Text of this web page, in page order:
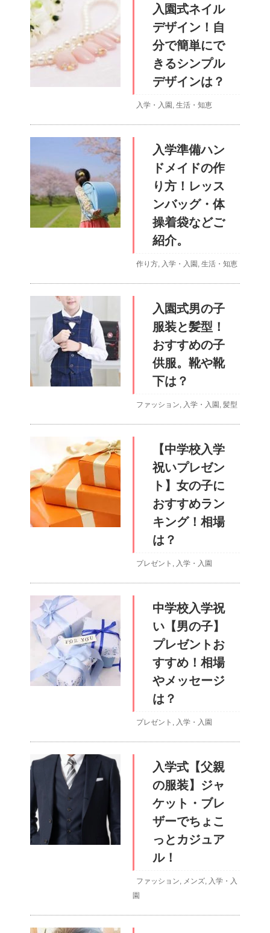
入園式ネイル
デザイン！自
分で簡単にで
きるシンプル
デザインは？
入学・入園 , 生活・知恵
入学準備ハン
ドメイドの作
り方！レッス
ンバッグ・体
操着袋などご
紹介。
作り方, 入学・入園 , 生活・知恵
入園式男の子
服装と髪型！
おすすめの子
供服。靴や靴
下は？
ファッション, 入学・入園 , 髪型
【中学校入学
祝いプレゼン
ト】女の子に
おすすめラン
キング！相場
は？
プレゼント , 入学・入園
中学校入学祝
い【男の子】
プレゼントお
すすめ！相場
やメッセージ
は？
プレゼント , 入学・入園
入学式【父親
の服装】ジャ
ケット・ブレ
ザーでちょこ
っとカジュア
ル！
ファッション, メンズ, 入学・入
園